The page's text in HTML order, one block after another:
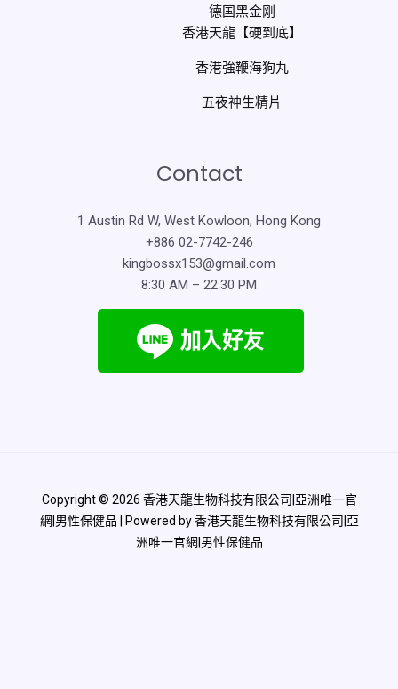
德国黑金刚
香港天龍【硬到底】
香港強鞭海狗丸
五夜神生精片
Contact
1 Austin Rd W, West Kowloon, Hong Kong
+886 02-7742-246
kingbossx153@gmail.com
8:30 AM – 22:30 PM
Copyright © 2026 香港天龍生物科技有限公司|亞洲唯一官
網|男性保健品 | Powered by 香港天龍生物科技有限公司|亞
洲唯一官網|男性保健品